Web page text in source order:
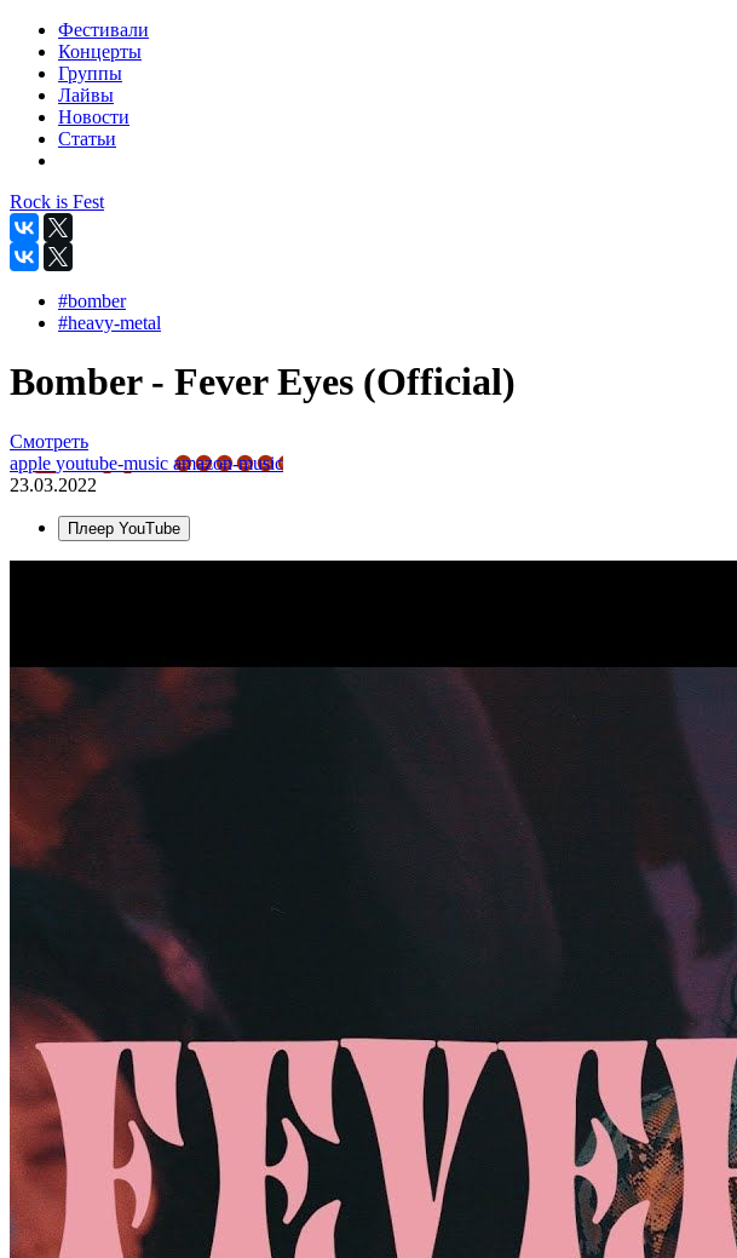
Фестивали
Концерты
Группы
Лайвы
Новости
Статьи
Rock is Fest
#bomber
#heavy-metal
Bomber - Fever Eyes (Official)
Смотреть
apple youtube-music amazon-music
23.03.2022
Плеер YouTube